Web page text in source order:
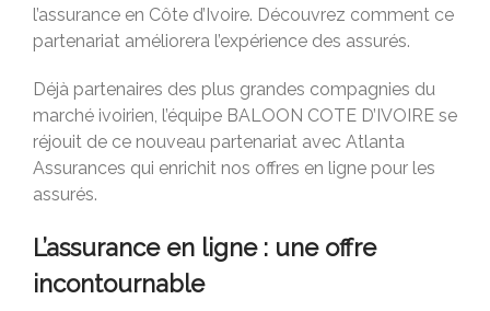
l’assurance en Côte d’Ivoire. Découvrez comment ce
partenariat améliorera l’expérience des assurés.
Déjà partenaires des plus grandes compagnies du
marché ivoirien, l’équipe BALOON COTE D’IVOIRE se
réjouit de ce nouveau partenariat avec Atlanta
Assurances qui enrichit nos offres en ligne pour les
assurés.
L’assurance en ligne : une offre
incontournable